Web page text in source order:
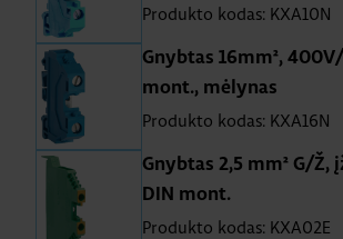
Produkto kodas: KXA10N
Gnybtas 16mm²,
mont., mėlynas
Produkto kodas: KXA16N
Gnybtas 2,5 mm² G/Ž,
DIN mont.
Produkto kodas: KXA02E